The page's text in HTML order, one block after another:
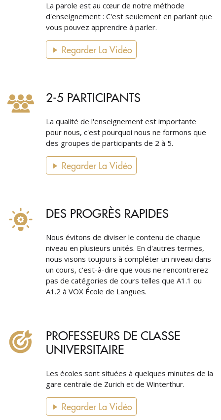
La parole est au cœur de notre méthode
d'enseignement : C'est seulement en parlant que
vous pouvez apprendre à parler.
Regarder La Vidéo
2-5 PARTICIPANTS
La qualité de l'enseignement est importante
pour nous, c'est pourquoi nous ne formons que
des groupes de participants de 2 à 5.
Regarder La Vidéo
DES PROGRÈS RAPIDES
Nous évitons de diviser le contenu de chaque
niveau en plusieurs unités. En d'autres termes,
nous visons toujours à compléter un niveau dans
un cours, c'est-à-dire que vous ne rencontrerez
pas de catégories de cours telles que A1.1 ou
A1.2 à VOX École de Langues.
PROFESSEURS DE CLASSE
UNIVERSITAIRE
Les écoles sont situées à quelques minutes de la
gare centrale de Zurich et de Winterthur.
Regarder La Vidéo